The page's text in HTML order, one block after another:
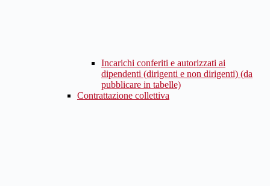
Incarichi conferiti e autorizzati ai
dipendenti (dirigenti e non dirigenti) (da
pubblicare in tabelle)
Contrattazione collettiva